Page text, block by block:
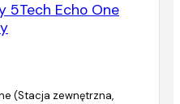
5Tech Echo One
(Stacja zewnętrzna,